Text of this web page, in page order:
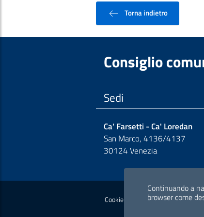
Torna indietro
Consiglio
Sedi
Ca' Farsetti - Ca' Loredan
San Marco, 4136/4137
30124 Venezia
Sezione Link
Cookie policy Privacy policy
Continuando a
browser come